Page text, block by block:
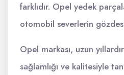
farklıdır. Opel yedek
otomobil severlerin
Opel markası, uzun
sağlamlığı ve kalitesiyle